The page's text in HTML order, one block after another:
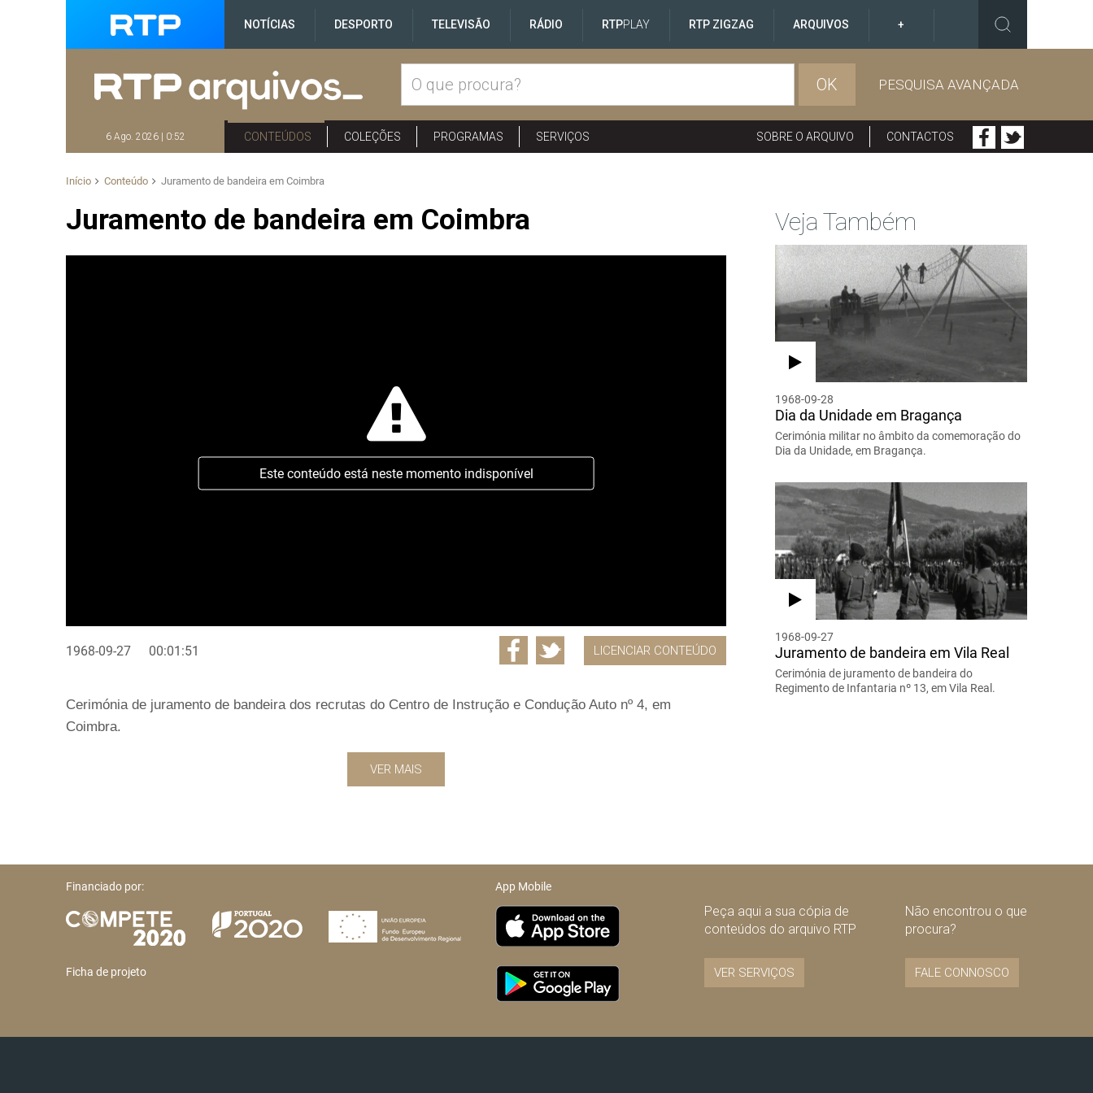
NOTÍCIAS DESPORTO TELEVISÃO RÁDIO RTPPLAY RTP ZIGZAG ARQUIVOS +
OK PESQUISA AVANÇADA
6 Ago. 2026 | 0:52 CONTEÚDOS COLEÇÕES PROGRAMAS SERVIÇOS SOBRE O ARQUIVO CONTACTOS
Início Conteúdo Juramento de bandeira em Coimbra
Juramento de bandeira em Coimbra
Este conteúdo está neste momento indisponível
1968-09-27 00:01:51 LICENCIAR CONTEÚDO
Cerimónia de juramento de bandeira dos recrutas do Centro de Instrução e Condução Auto nº 4, em
Coimbra.
VER MAIS
Veja Também
1968-09-28
Dia da Unidade em Bragança
Cerimónia militar no âmbito da comemoração do
Dia da Unidade, em Bragança.
1968-09-27
Juramento de bandeira em Vila Real
Cerimónia de juramento de bandeira do
Regimento de Infantaria nº 13, em Vila Real.
Financiado por:
Ficha de projeto
App Mobile
Peça aqui a sua cópia de
conteúdos do arquivo RTP
VER SERVIÇOS
Não encontrou o que
procura?
FALE CONNOSCO